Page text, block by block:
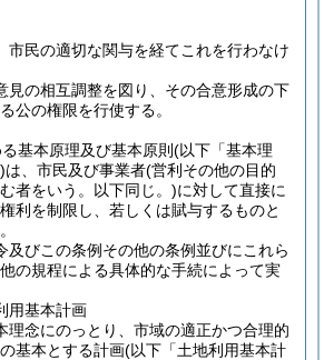
市民の適切な関与を経てこれを行わなけ
見の相互調整を図り、その合意形成の下
公の権限を行使する。
基本原理及び基本原則 (以下「基本理
は、市民及び事業者(営利その他の目的
者をいう。以下同じ。)に対して直接に
利を制限し、若しくは賦与するものと
及びこの条例その他の条例並びにこれら
の規程による具体的な手続によって実
用基本計画
理念にのっとり、市域の適正かつ合理的
基本とする計画(以下「土地利用基本計